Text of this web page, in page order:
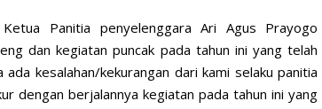
Panitia penyelenggara Ari Agus Prayogo
dan kegiatan puncak pada tahun ini yang telah
kesalahan/kekurangan dari kami selaku panitia
dengan berjalannya kegiatan pada tahun ini yang